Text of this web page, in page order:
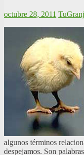
octubre 28, 2011
algunos términos
despejamos. Son